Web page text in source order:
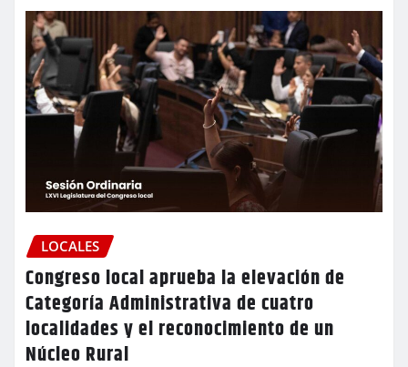
LOCALES
Congreso local aprueba la elevación de
Categoría Administrativa de cuatro
localidades y el reconocimiento de un
Núcleo Rural